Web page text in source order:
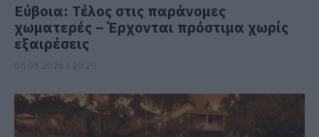
Εύβοια: Τέλος στις παράνομες
χωματερές – Έρχονται πρόστιμα χωρίς
εξαιρέσεις